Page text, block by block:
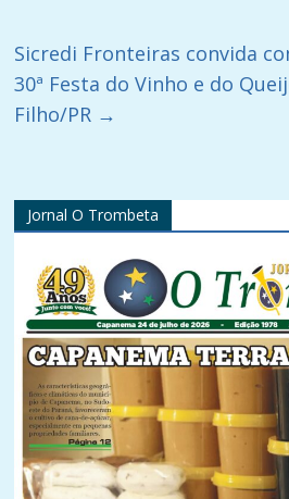
Sicredi Fronteiras convida
30ª Festa do Vinho e do
Filho/PR →
Jornal O Trombeta